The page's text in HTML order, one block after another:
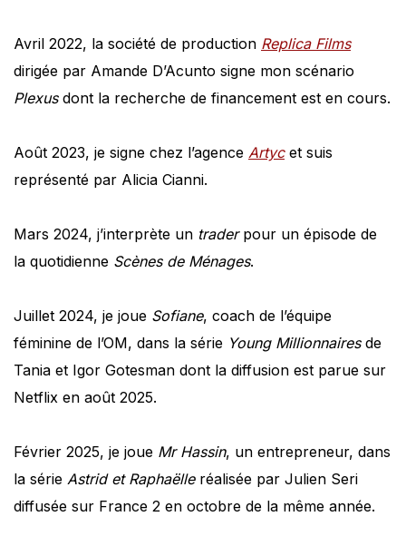
Avril 2022, la société de production Replica Films
dirigée par Amande D’Acunto signe mon scénario
Plexusdont la recherche de financement est en cours.
Août 2023, je signe chez l’agence Artycet suis
représenté par Alicia Cianni.
Mars 2024, j’interprète un traderpour un épisode de
la quotidienne Scènes de Ménages.
Juillet 2024, je joue Sofiane, coach de l’équipe
féminine de l’OM, dans la série Young Millionnairesde
Tania et Igor Gotesman dont la diffusion est parue sur
Netflix en août 2025.
Février 2025, je joue Mr Hassin, un entrepreneur, dans
la série Astrid et Raphaëlleréalisée par Julien Seri
diffusée sur France 2 en octobre de la même année.